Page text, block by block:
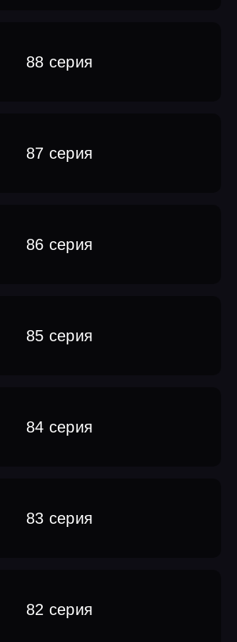
88 серия
87 серия
86 серия
85 серия
84 серия
83 серия
82 серия